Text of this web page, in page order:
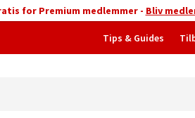
for Premium medlemmer - Bliv
Tips & Guides